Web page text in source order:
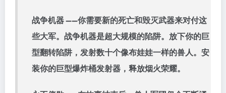
战争机器 ——你需要新的死亡和毁灭武器来对付这
些大军。战争机器是超大规模的陷阱。放下你的巨
型翻转陷阱，发射数十个像布娃娃一样的兽人。安
装你的巨型爆炸桶发射器，释放烟火荣耀。